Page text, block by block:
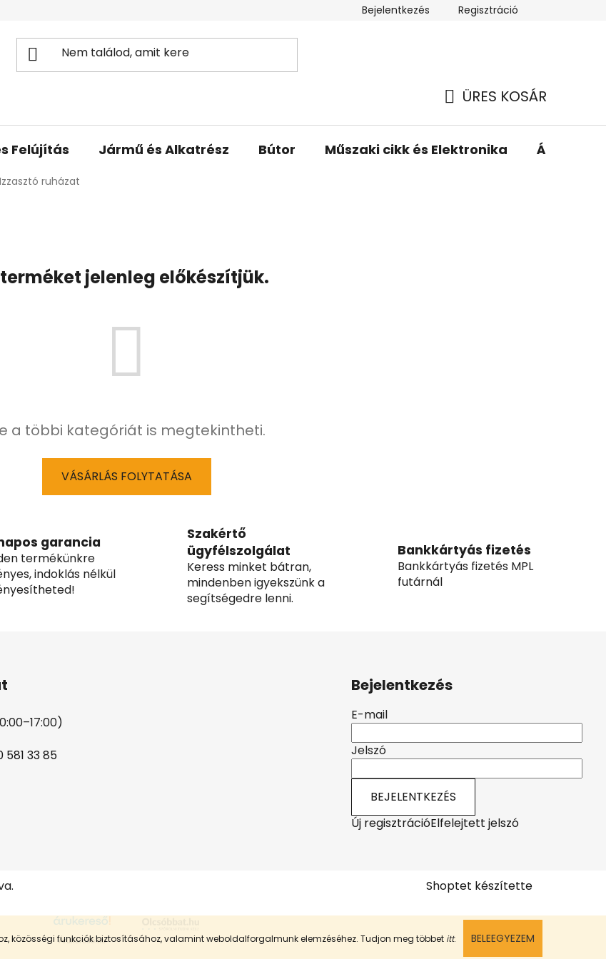
közösségi funkciók biztosításához, valamint weboldalforgalmunk elemzéséhez. Tudjon meg többet itt. BELEEGYEZEM
Bejelentkezés Regisztráció
ÜRES KOSÁR
Felújítás Jármű és Alkatrész Bútor Műszaki cikk és Elektronika
Izzasztó ruházat
jelenleg előkészítjük.
a többi kategóriát is megtekintheti.
VÁSÁRLÁS FOLYTATÁSA
garancia
termékünkre
indoklás nélkül
Szakértő
ügyfélszolgálat
Keress minket bátran,
mindenben igyekszünk a
segítségedre lenni.
Bankkártyás fizetés
Bankkártyás fizetés MPL
futárnál
581 33 85
Bejelentkezés
E-mail
Jelszó
BEJELENTKEZÉS
Új regisztrációElfelejtett jelszó
Shoptet készítette
Árukereső.hu